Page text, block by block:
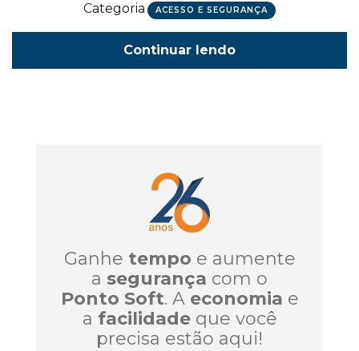
Categoria ACESSO E SEGURANÇA
Continuar lendo
Ganhe tempo e aumente
a segurança com o
Ponto Soft. A economia e
a facilidadeque você
precisa estão aqui!